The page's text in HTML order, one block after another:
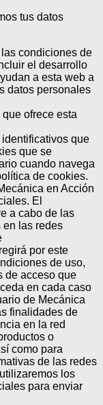
tus datos
condiciones de
el desarrollo
a esta web a
datos personales
ofrece esta
que
que se
cuando navega
de cookies.
en Acción
El
a cabo de las
en las redes
por este
de uso,
de acceso que
en cada caso
de Mecánica
finalidades de
en la red
o
como para
de las redes
los
para enviar